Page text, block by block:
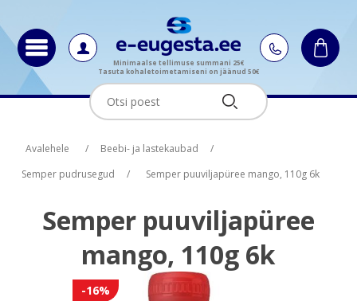
Minimaalse tellimuse summani 25€
Tasuta kohaletoimetamiseni on jäänud 50€
Avalehele / Beebi- ja lastekaubad
/
Semper pudrusegud
/ Semper puuviljapüree mango, 110g 6k
Semper puuviljapüree
mango, 110g 6k
-16%